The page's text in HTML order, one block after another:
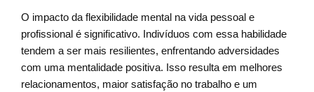
O impacto da flexibilidade mental na vida pessoal e
profissional é significativo. Indivíduos com essa habilidade
tendem a ser mais resilientes, enfrentando adversidades
com uma mentalidade positiva. Isso resulta em melhores
relacionamentos, maior satisfação no trabalho e um